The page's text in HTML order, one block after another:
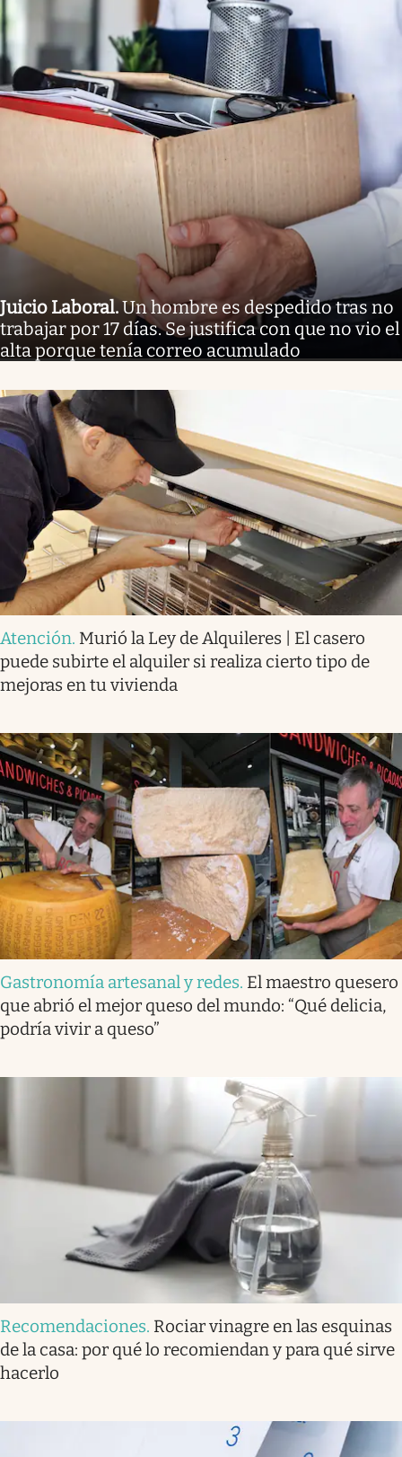
Juicio Laboral.Un hombre es despedido tras no
trabajar por 17 días. Se justifica con que no vio el
alta porque tenía correo acumulado
Atención. Murió la Ley de Alquileres | El casero
puede subirte el alquiler si realiza cierto tipo de
mejoras en tu vivienda
Gastronomía artesanal y redes. El maestro quesero
que abrió el mejor queso del mundo: “Qué delicia,
podría vivir a queso”
Recomendaciones. Rociar vinagre en las esquinas
de la casa: por qué lo recomiendan y para qué sirve
hacerlo